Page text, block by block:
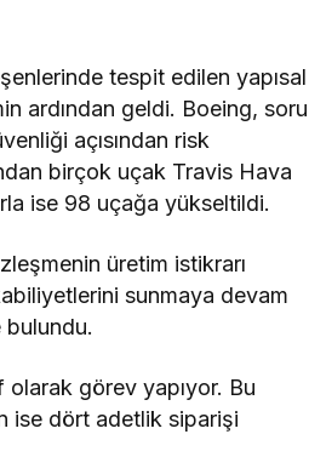
tespit edilen yapısal
ardından geldi. Boeing,
açısından risk
birçok uçak Travis Hava
ise 98 uçağa yükseltildi.
üretim istikrarı
sunmaya devam
görev yapıyor. Bu
ise dört adetlik siparişi